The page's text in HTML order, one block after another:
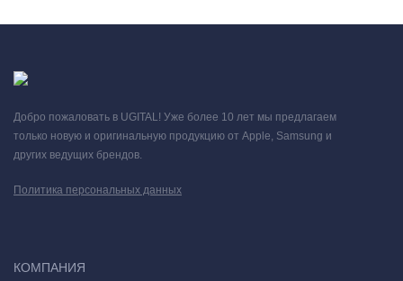
Добро пожаловать в UGITAL! Уже более 10 лет мы предлагаем
только новую и оригинальную продукцию от Apple, Samsung и
других ведущих брендов.
Политика персональных данных
КОМПАНИЯ